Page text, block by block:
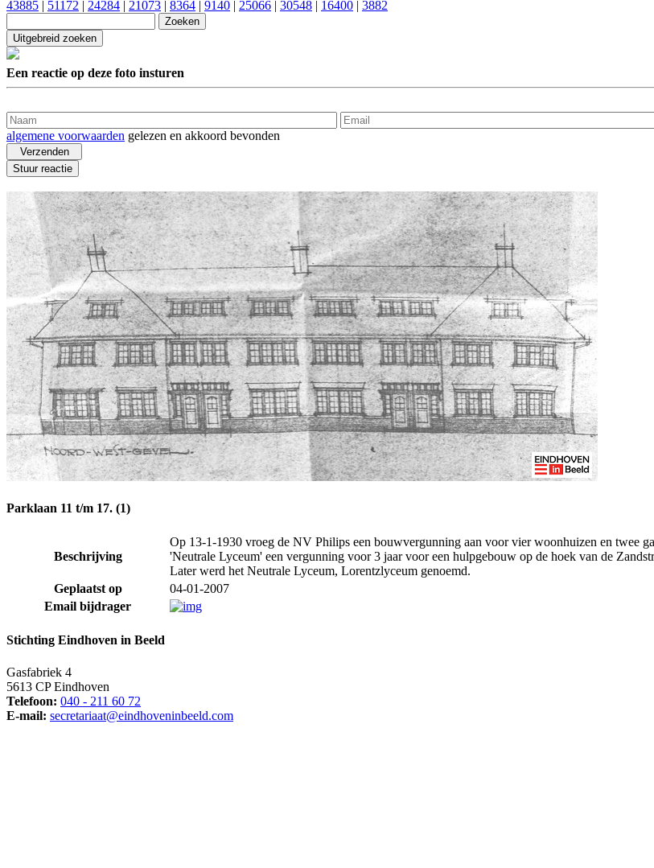
43885
51172 24284 21073 8364 9140 25066 30548 16400 3882
Een reactie op deze foto insturen
algemene voorwaarden gelezen en akkoord bevonden
Parklaan 11 t/m 17. (1)
Beschrijving
Op 13-1-1930 vroeg de NV Philips een bouwvergunning aan voor vier woonhuizen en twee
'Neutrale Lyceum' een vergunning voor 3 jaar voor een hulpgebouw op de hoek van de
Later werd het Neutrale Lyceum, Lorentzlyceum genoemd.
Geplaatst op
04-01-2007
Email bijdrager
Stichting Eindhoven in Beeld
Gasfabriek 4
5613 CP Eindhoven
Telefoon: 040 - 211 60 72
E-mail: secretariaat@eindhoveninbeeld.com